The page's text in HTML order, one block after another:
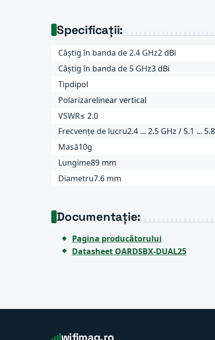
Specificații:
Câștig în banda de 2.4 GHz2 dBi
Câștig în banda de 5 GHz3 dBi
Tipdipol
Polarizarelinear vertical
VSWR≤ 2.0
Frecvențe de lucru2.4 ... 2.5 GHz / 5.1 ...
Masă10g
Lungime89 mm
Diametru7.6 mm
Documentație:
Pagina producătorului
Datasheet OARDSBX-DUAL25
wifimag.ro